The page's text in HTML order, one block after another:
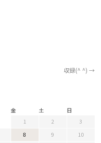
収録(^ ^) →
金 土 日
1 2
3
8 9
10